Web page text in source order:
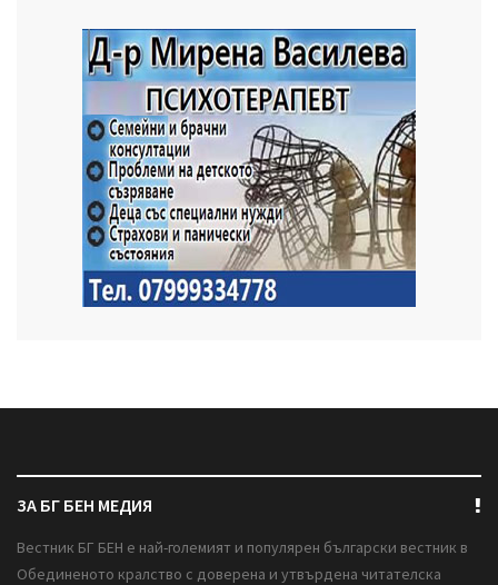
ЗА БГ БЕН МЕДИЯ
Вестник БГ БЕН е най-големият и популярен български вестник в
Обединеното кралство с доверена и утвърдена читателска